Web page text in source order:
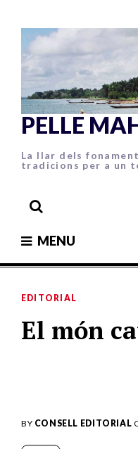
content
PELLE
La llar dels
tradicions per a un
MENU
EDITORIAL
El món
BY CONSELL EDITORIAL